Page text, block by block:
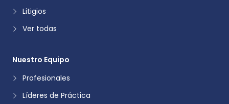
Litigios
Ver todas
Nuestro Equipo
Profesionales
Líderes de Práctica